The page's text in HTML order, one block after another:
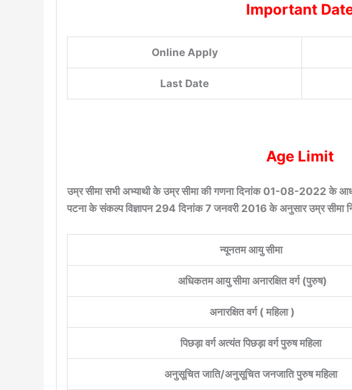
Important
Online Apply
Last Date
Age Limit
उम्र सीमा सभी अभ्याथी के उम्र सीमा की गणना दिनांक 01-08-2022 के आधार
पटना के संकल्प विज्ञापन 294 दिनांक 7 जनवरी 2016 के अनुसार उम्र सीमा
न्यूनतम आयु सीमा
अधिकतम आयु सीमा अनारक्षित वर्ग (पुरुष)
अनारक्षित वर्ग ( महिला )
पिछड़ा वर्ग अत्यंत पिछड़ा वर्ग पुरुष महिला
अनुसूचित जाति/अनुसूचित जनजाति पुरुष महिला